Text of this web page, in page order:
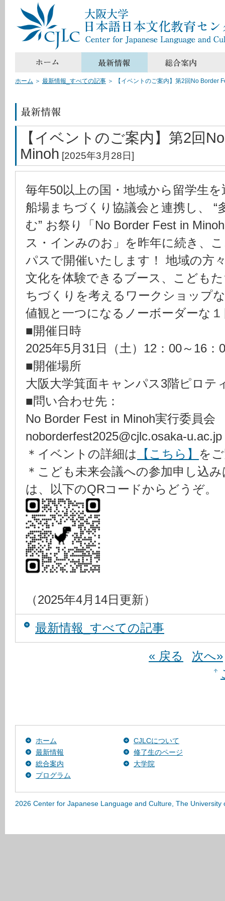
ホーム ＞ 最新情報_すべての記事 ＞ 【イベントのご案内】第2回No Border
【イベントのご案内】第2回
Minoh [2025年3月28日]
毎年50以上の国・地域から留学生
船場まちづくり協議会と連携し、 “
む” お祭り「No Border Fest in
ス・インみのお」を昨年に続き、
パスで開催いたします！ 地域の方
文化を体験できるブース、こども
ちづくりを考えるワークショップ
値観と一つになるノーボーダーな
■開催日時
2025年5月31日（土）12：00～16：
■開催場所
大阪大学箕面キャンパス3階ピロ
■問い合わせ先：
No Border Fest in Minoh実行委員
noborderfest2025@cjlc.osaka-
＊イベントの詳細は
【こちら】 を
＊こども未来会議への参加申し込み
は、以下のQRコードからどうぞ。
（2025年4月14日更新）
最新情報_すべての記事
« 戻る
次へ»
ホーム
CJLCについて
最新情報
修了生のページ
総合案内
大学院
プログラム
2026 Center for Japanese Language and Culture, The University